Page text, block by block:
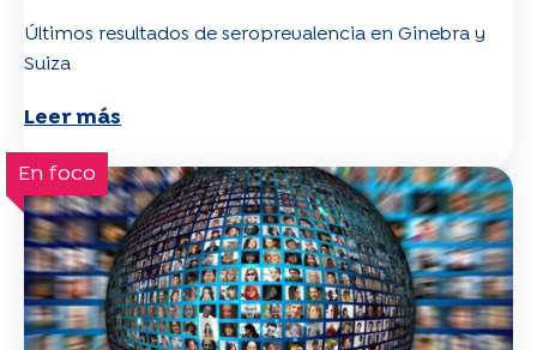
Últimos resultados de seroprevalencia en Ginebra y
Suiza
Leer más
En foco